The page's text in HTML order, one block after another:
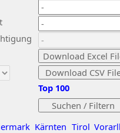
Kärnten Tirol
Top 100